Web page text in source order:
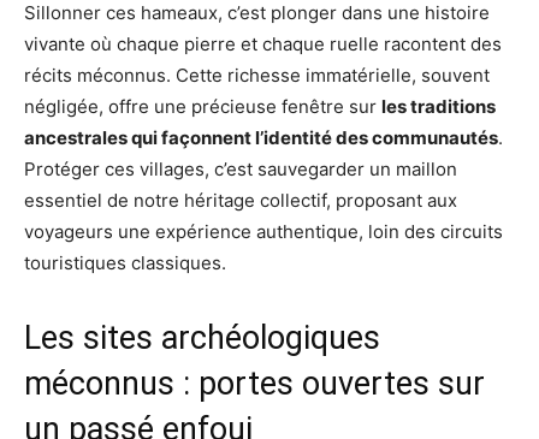
Sillonner ces hameaux, c’est plonger dans une histoire
vivante où chaque pierre et chaque ruelle racontent des
récits méconnus. Cette richesse immatérielle, souvent
négligée, offre une précieuse fenêtre sur les traditions
ancestrales qui façonnent l’identité des communautés.
Protéger ces villages, c’est sauvegarder un maillon
essentiel de notre héritage collectif, proposant aux
voyageurs une expérience authentique, loin des circuits
touristiques classiques.
Les sites archéologiques
méconnus : portes ouvertes sur
un passé enfoui